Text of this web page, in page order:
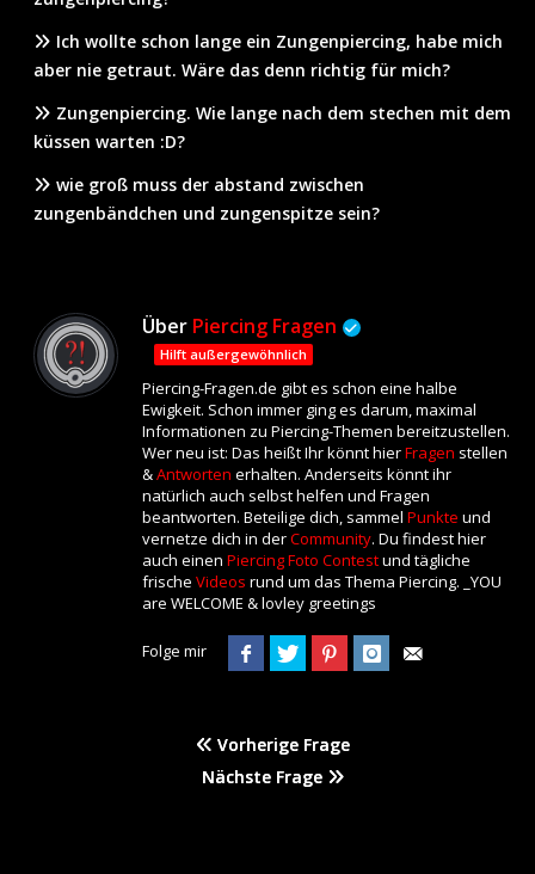
Ich wollte schon lange ein Zungenpiercing, habe mich
aber nie getraut. Wäre das denn richtig für mich?
Zungenpiercing. Wie lange nach dem stechen mit dem
küssen warten :D?
wie groß muss der abstand zwischen
zungenbändchen und zungenspitze sein?
Über Piercing Fragen
Hilft außergewöhnlich
Piercing-Fragen.de gibt es schon eine halbe
Ewigkeit. Schon immer ging es darum, maximal
Informationen zu Piercing-Themen bereitzustellen.
Wer neu ist: Das heißt Ihr könnt hierFragen stellen
&Antworten erhalten. Anderseits könnt ihr
natürlich auch selbst helfen und Fragen
beantworten. Beteilige dich, sammel Punkte und
vernetze dich in derCommunity. Du findest hier
auch einen Piercing Foto Contestund tägliche
frische Videos rund um das Thema Piercing. _YOU
are WELCOME & lovley greetings
Folge mir
Vorherige Frage
Nächste Frage